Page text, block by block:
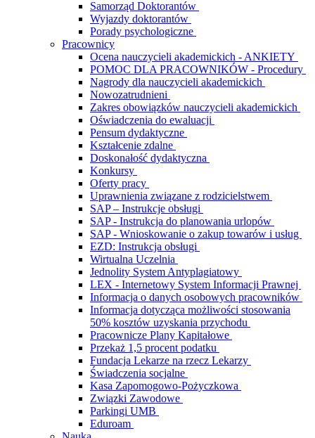
Samorząd Doktorantów
Wyjazdy doktorantów
Porady psychologiczne
Pracownicy
Ocena nauczycieli akademickich - ANKIETY
POMOC DLA PRACOWNIKÓW - Procedury
Nagrody dla nauczycieli akademickich
Nowozatrudnieni
Zakres obowiązków nauczycieli akademickich
Oświadczenia do ewaluacji
Pensum dydaktyczne
Kształcenie zdalne
Doskonałość dydaktyczna
Konkursy
Oferty pracy
Uprawnienia związane z rodzicielstwem
SAP – Instrukcje obsługi
SAP - Instrukcja do planowania urlopów
SAP - Wnioskowanie o zakup towarów i usług
EZD: Instrukcja obsługi
Wirtualna Uczelnia
Jednolity System Antyplagiatowy
LEX - Internetowy System Informacji Prawnej
Informacja o danych osobowych pracowników
Informacja dotycząca możliwości stosowania
50% kosztów uzyskania przychodu
Pracownicze Plany Kapitałowe
Przekaż 1,5 procent podatku
Fundacja Lekarze na rzecz Lekarzy
Świadczenia socjalne
Kasa Zapomogowo-Pożyczkowa
Związki Zawodowe
Parkingi UMB
Eduroam